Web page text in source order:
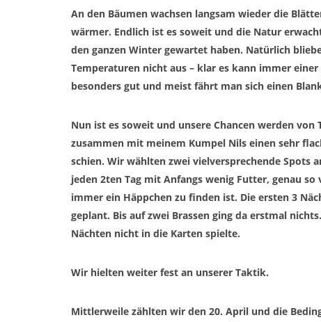
An den Bäumen wachsen langsam wieder die
wärmer. Endlich ist es soweit und die Natur
den ganzen Winter gewartet haben. Natürlich
Temperaturen nicht aus – klar es kann immer einer
besonders gut und meist fährt man sich einen B
Nun ist es soweit und unsere Chancen werden von
zusammen mit meinem Kumpel Nils einen sehr
schien. Wir wählten zwei vielversprechende Spots
jeden 2ten Tag mit Anfangs wenig Futter, genau so
immer ein Häppchen zu finden ist. Die ersten 3
geplant. Bis auf zwei Brassen ging da erstmal
Nächten nicht in die Karten spielte.
Wir hielten weiter fest an unserer Taktik.
Mittlerweile zählten wir den 20. April und die